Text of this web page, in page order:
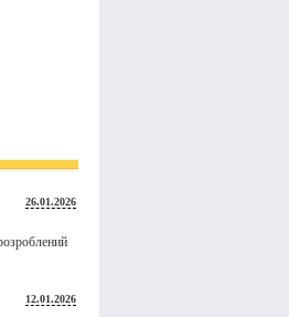
26.01.2026
12.01.2026